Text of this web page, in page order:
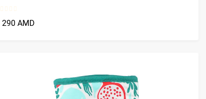
290 AMD